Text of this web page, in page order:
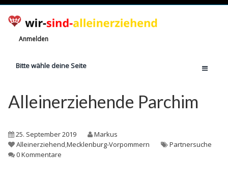
Anmelden
Bitte wähle deine Seite
Jetzt registrieren!
Anzahl Alleinerziehende
Finanzielle Hilfe
Alleinerziehende Parchim
25. September 2019
Markus
Alleinerziehend,Mecklenburg-Vorpommern
Partnersuche
0 Kommentare